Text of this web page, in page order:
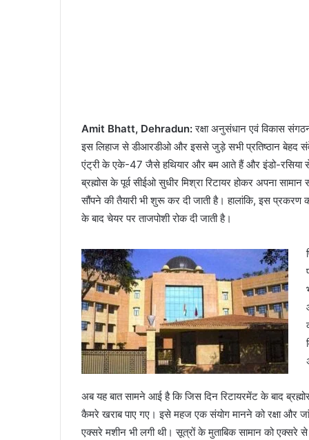
Amit Bhatt, Dehradun:रक्षा अनुसंधान एवं विकास
इस लिहाज से डीआरडीओ और इससे जुड़े सभी प्रतिष्ठान बेहद
एंट्री के एके-47 जैसे हथियार और बम आते हैं और इंडो-रसिया
ब्रह्मोस के पूर्व सीईओ सुधीर मिश्रा रिटायर होकर अपना
सौंपने की तैयारी भी शुरू कर दी जाती है। हालांकि, इस प्रकरण
के बाद चेयर पर ताजपोशी रोक दी जाती है।
अब यह बात सामने आई है कि जिस दिन रिटायरमेंट के बाद
कैमरे खराब पाए गए। इसे महज एक संयोग मानने को रक्षा और
एक्सरे मशीन भी लगी थी। सूत्रों के मुताबिक सामान को एक्सरे